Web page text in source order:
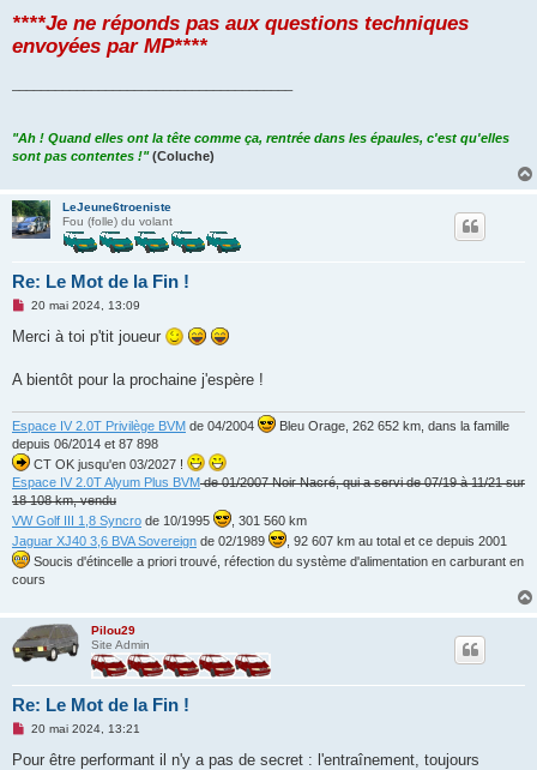
****Je ne réponds pas aux questions techniques
envoyées par MP****
"Ah ! Quand elles ont la tête comme ça, rentrée dans les épaules, c'est qu'elles
sont pas contentes !" (Coluche)
LeJeune6troeniste
Fou (folle) du volant
Re: Le Mot de la Fin !
M
s
g
n
l
u
20 mai 2024, 13:09
Merci à toi p'tit joueur
A bientôt pour la prochaine j'espère !
Espace IV 2.0T Privilège BVM de 04/2004
Bleu Orage, 262 652 km, dans la famille
depuis 06/2014 et 87 898
CT OK jusqu'en 03/2027 !
Espace IV 2.0T Alyum Plus BVMde 01/2007 Noir Nacré, qui a servi de 07/19 à 11/21 sur
18 108 km, vendu
VW Golf III 1,8 Syncro de 10/1995
, 301 560 km
Jaguar XJ40 3,6 BVA Sovereign de 02/1989
, 92 607 km au total et ce depuis 2001
Soucis d'étincelle a priori trouvé, réfection du système d'alimentation en carburant en
cours
Pilou29
Site Admin
Re: Le Mot de la Fin !
M
s
20 mai 2024, 13:21
Pour être performant il n'y a pas de secret : l'entraînement, toujours